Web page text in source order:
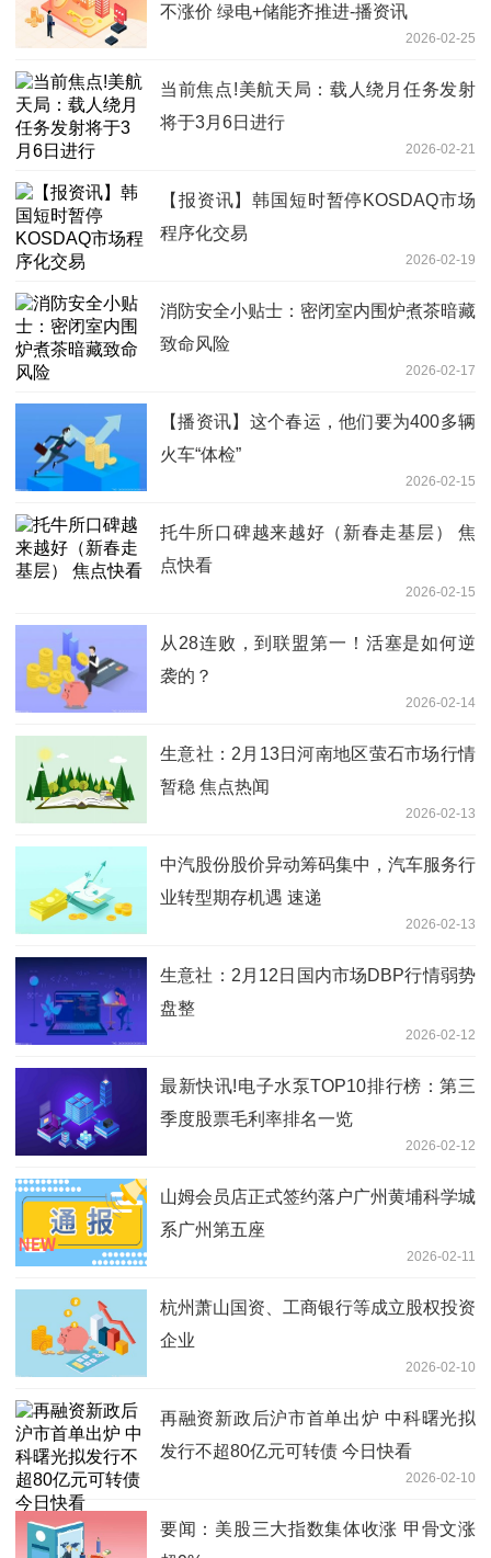
不涨价 绿电+储能齐推进-播资讯
2026-02-25
当前焦点!美航天局：载人绕月任务发射
将于3月6日进行
2026-02-21
【报资讯】韩国短时暂停KOSDAQ市场
程序化交易
2026-02-19
消防安全小贴士：密闭室内围炉煮茶暗藏
致命风险
2026-02-17
【播资讯】这个春运，他们要为400多辆
火车“体检”
2026-02-15
托牛所口碑越来越好（新春走基层） 焦
点快看
2026-02-15
从28连败，到联盟第一！活塞是如何逆
袭的？
2026-02-14
生意社：2月13日河南地区萤石市场行情
暂稳 焦点热闻
2026-02-13
中汽股份股价异动筹码集中，汽车服务行
业转型期存机遇 速递
2026-02-13
生意社：2月12日国内市场DBP行情弱势
盘整
2026-02-12
最新快讯!电子水泵TOP10排行榜：第三
季度股票毛利率排名一览
2026-02-12
山姆会员店正式签约落户广州黄埔科学城
系广州第五座
2026-02-11
杭州萧山国资、工商银行等成立股权投资
企业
2026-02-10
再融资新政后沪市首单出炉 中科曙光拟
发行不超80亿元可转债 今日快看
2026-02-10
要闻：美股三大指数集体收涨 甲骨文涨